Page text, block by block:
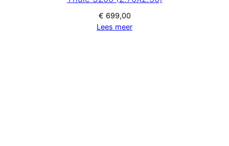
€ 699,00
Lees meer